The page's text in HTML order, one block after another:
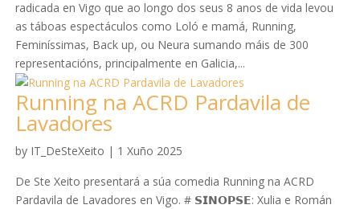
radicada en Vigo que ao longo dos seus 8 anos de vida levou
as táboas espectáculos como Loló e mamá, Running,
Feminíssimas, Back up, ou Neura sumando máis de 300
representacións, principalmente en Galicia,...
Running na ACRD Pardavila de
Lavadores
by IT_DeSteXeito | 1 Xuño 2025
De Ste Xeito presentará a súa comedia Running na ACRD
Pardavila de Lavadores en Vigo. # 𝗦𝗜𝗡𝗢𝗣𝗦𝗘: Xulia e Román